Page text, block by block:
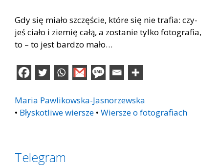
Gdy się mia­ło szczę­ście, któ­re się nie tra­fia: czy­
jeś cia­ło i zie­mię całą, a zo­sta­nie tyl­ko fo­to­gra­fia,
to – to jest bar­dzo mało…
Maria Pawlikowska-Jasnorzewska
• Błyskotliwe wiersze • Wiersze o fotografiach
Telegram